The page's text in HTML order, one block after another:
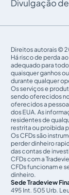
Divulgação
Direitos autorais ©
Há risco de perda
adequado para
quaisquer ganhos
durante qualquer
Os serviços e
sendo oferecidos
oferecidos a
dos EUA. As
residentes de
restrita ou proibida
Os CFDs são
perder dinheiro
das contas de
CFDs com a
CFDs funcionam e
dinheiro.
Sede Tradeview
495 Int. 505 Urb.